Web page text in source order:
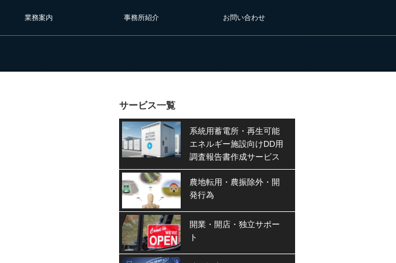
業務案内 事務所紹介 お問い合わせ
サービス一覧
系統用蓄電所・再生可能
エネルギー施設向けDD用
調査報告書作成サービス
農地転用・農振除外・開
発行為
開業・開店・独立サポー
ト